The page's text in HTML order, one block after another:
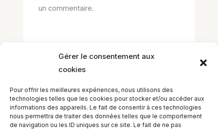
Gérer le consentement aux
cookies
Pour offrir les meilleures expériences, nous utilisons des
technologies telles que les cookies pour stocker et/ou accéder aux
informations des appareils. Le fait de consentir à ces technologies
nous permettra de traiter des données telles que le comportement
de navigation ou les ID uniques sur ce site. Le fait de ne pas
un commentaire.
EQUILIBIOS FORMATION Inc. 5748 9e Avenue, Montréal (QC)
H1Y 2J9 Canada